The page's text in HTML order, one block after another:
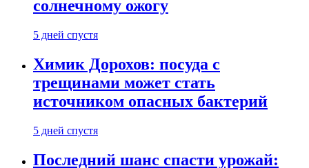
солнечному ожогу
5 дней спустя
Химик Дорохов: посуда с
трещинами может стать
источником опасных бактерий
5 дней спустя
Последний шанс спасти урожай: